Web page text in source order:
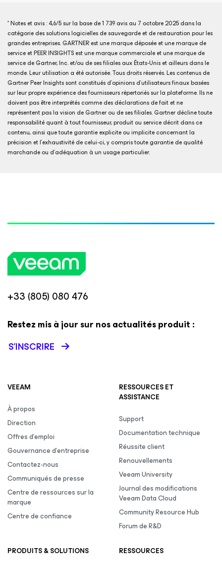
* Notes et avis : 4,6/5 sur la base de 1 739 avis au 7 octobre 2025 dans la
catégorie des solutions logicielles de sauvegarde et de restauration pour les
grandes entreprises. GARTNER est une marque déposée et une marque de
service et PEER INSIGHTS est une marque commerciale et une marque de
service de Gartner, Inc. et/ou de ses filiales aux États-Unis et ailleurs dans le
monde. Leur utilisation a été autorisée. Tous droits réservés. Les contenus de
Gartner Peer Insights sont constitués d’opinions d’utilisateurs finaux basées
sur leur propre expérience des fournisseurs répertoriés sur la plateforme. Ils ne
doivent pas être interprétés comme des déclarations de fait et ne
représentent pas la vision de Gartner ou de ses filiales. Gartner décline toute
responsabilité quant à tout fournisseur, produit ou service décrit dans ce
contenu, ainsi que toute garantie explicite ou implicite concernant la
précision et l’exhaustivité de celui-ci, y compris toute garantie de qualité
marchande ou d’adéquation à un usage particulier.
+33 (805) 080 476
Restez mis à jour sur nos actualités produit :
S’INSCRIRE
VEEAM
À propos
Direction
Offres d’emploi
Gouvernance d’entreprise
Contactez-nous
Communiqués de presse
Centre de ressources sur la
marque
Centre de confiance
RESSOURCES ET
ASSISTANCE
Support
Documentation technique
Réussite client
Renouvellements
Veeam University
Journal des modifications
Veeam Data Cloud
Community Resource Hub
Forum de R&D
PRODUITS & SOLUTIONS
RESSOURCES